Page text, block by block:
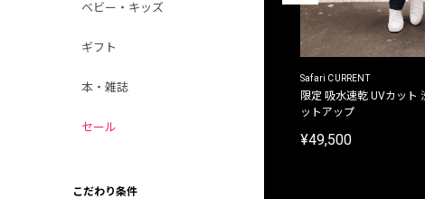
ベビー・キッズ
ギフト
本・雑誌
セール
こだわり条件
別注限定 フード付き チェックシャツジャケット
Safari CURRENT
限定 吸水速乾 UVカット
ットアップ
¥49,500